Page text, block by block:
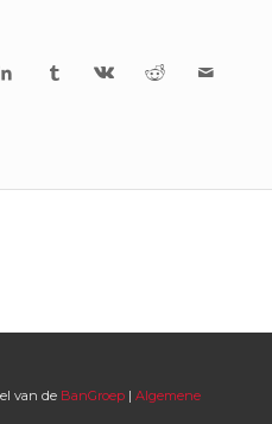
van de BanGroep| Algemene